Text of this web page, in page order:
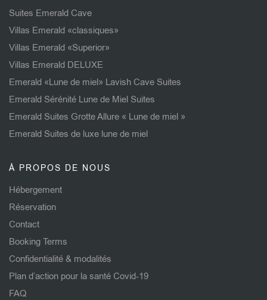
Suites Emerald Cave
Villas Emerald «classiques»
Villas Emerald «Superior»
Villas Emerald DELUXE
Emerald «Lune de miel» Lavish Cave Suites
Emerald Sérénité Lune de Miel Suites
Emerald Suites Grotte Allure « Lune de miel »
Emerald Suites de luxe lune de miel
À PROPOS DE NOUS
Hébergement
Réservation
Contact
Booking Terms
Confidentialité & modalités
Plan d’action pour la santé Covid-19
FAQ